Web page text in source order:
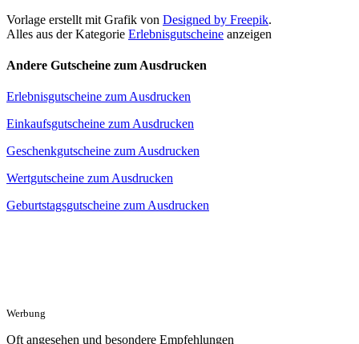
Vorlage erstellt mit Grafik von Designed by Freepik.
Alles aus der Kategorie Erlebnisgutscheine anzeigen
Andere Gutscheine zum Ausdrucken
Erlebnisgutscheine zum Ausdrucken
Einkaufsgutscheine zum Ausdrucken
Geschenkgutscheine zum Ausdrucken
Wertgutscheine zum Ausdrucken
Geburtstagsgutscheine zum Ausdrucken
Werbung
Oft angesehen und besondere Empfehlungen